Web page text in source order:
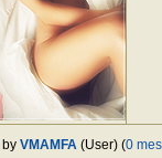
by VMAMFA (User) (0